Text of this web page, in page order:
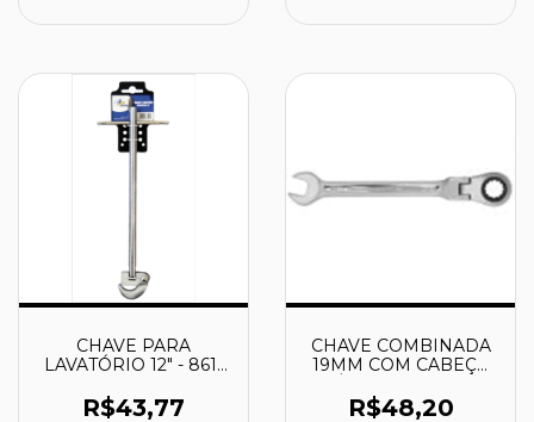
CHAVE PARA
LAVATÓRIO 12" - 861-
R$43,77
CHAVE COMBINADA
19MM COM CABEÇA
REVERSÍVEL - 148719
R$48,20